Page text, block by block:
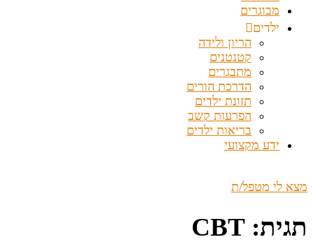
מבוגרים
ילדים
הריון ולידה
קטנטנים
מתבגרים
הדרכת הורים
תזונת ילדים
הפרעות קשב
בריאות ילדים
ידע מקצועי
מצא לי מטפל/ת
תגית: CBT